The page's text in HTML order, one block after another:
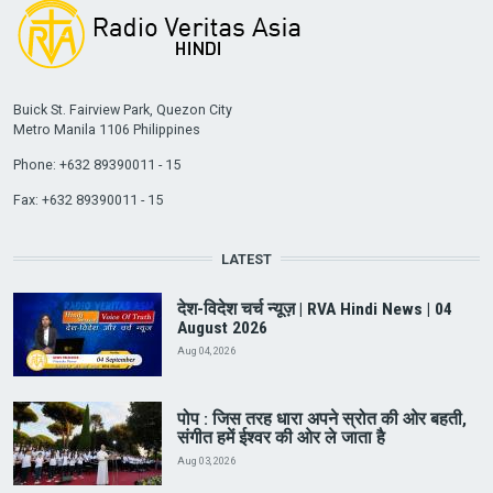
Buick St. Fairview Park, Quezon City
Metro Manila 1106 Philippines
Phone: +632 89390011 - 15
Fax: +632 89390011 - 15
LATEST
देश-विदेश चर्च न्यूज़ | RVA Hindi News | 04
August 2026
Aug 04, 2026
पोप : जिस तरह धारा अपने स्रोत की ओर बहती,
संगीत हमें ईश्वर की ओर ले जाता है
Aug 03, 2026